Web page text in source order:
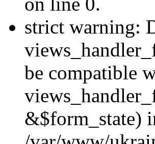
strict warning:
be compatible
&$form_state)